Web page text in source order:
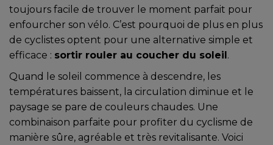
toujours facile de trouver le moment parfait pour
enfourcher son vélo. C’est pourquoi de plus en plus
de cyclistes optent pour une alternative simple et
efficace : sortir rouler au coucher du soleil .
Quand le soleil commence à descendre, les
températures baissent, la circulation diminue et le
paysage se pare de couleurs chaudes. Une
combinaison parfaite pour profiter du cyclisme de
manière sûre, agréable et très revitalisante. Voici